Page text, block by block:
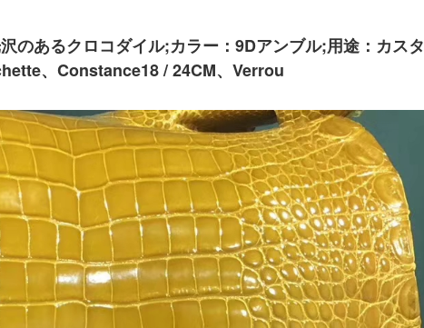
のあるクロコダイル;カラー：9Dアンブル;用途：カスタ
、Constance18 / 24CM、Verrou